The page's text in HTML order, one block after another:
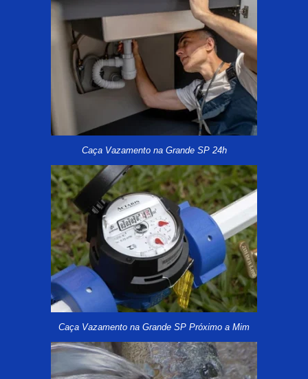
Caça Vazamento na Grande SP 24h
Caça Vazamento na Grande SP Próximo a Mim